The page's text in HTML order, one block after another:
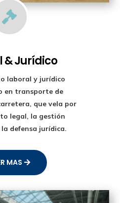

& Jurídico
laboral y jurídico
en transporte de
que vela por
legal, la gestión
defensa jurídica.
MAS